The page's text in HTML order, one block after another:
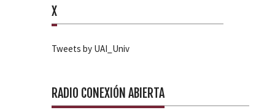
X
Tweets by UAI_Univ
RADIO CONEXIÓN ABIERTA